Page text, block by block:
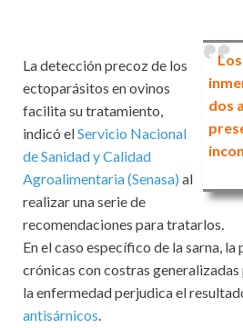
dos
La detección precoz de los
ectoparásitos en ovinos
facilita su tratamiento,
indicó elServicio Nacional
de Sanidad y Calidad
Agroalimentaria (Senasa) al
realizar una serie de
recomendaciones para tratarlos.
En el caso específico de la sarna, la
crónicas con costras
la enfermedad perjudica el
antisárnicos.